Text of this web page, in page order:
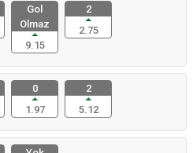
Gol
Olmaz
9.15
2
2.75
0
1.97
2
5.12